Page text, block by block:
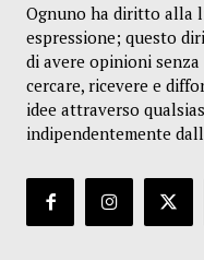
Ognuno ha diritto alla
espressione; questo
di avere opinioni
cercare, ricevere e
idee attraverso
indipendentemente